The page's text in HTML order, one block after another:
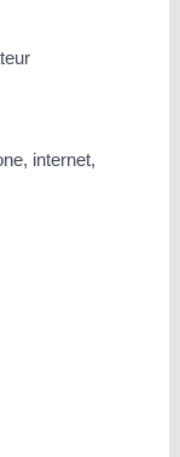
internet,